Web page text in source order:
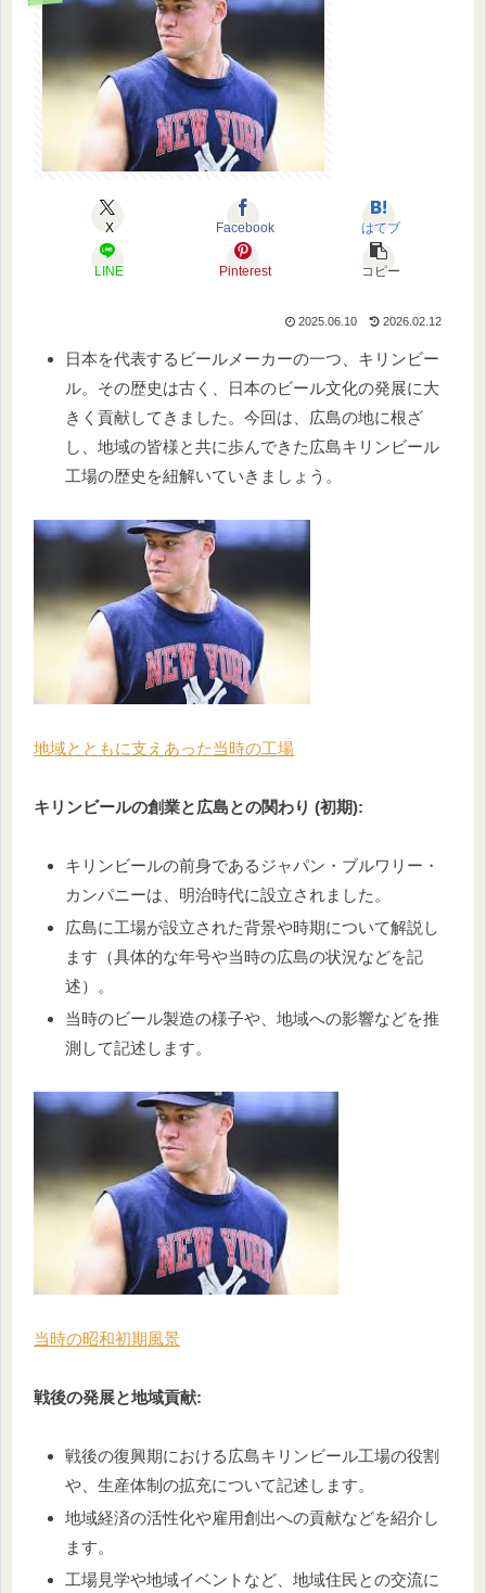
X Facebook はてブ
LINE Pinterest コピー
2025.06.10 2026.02.12
日本を代表するビールメーカーの一つ、キリンビー
ル。その歴史は古く、日本のビール文化の発展に大
きく貢献してきました。今回は、広島の地に根ざ
し、地域の皆様と共に歩んできた広島キリンビール
工場の歴史を紐解いていきましょう。
地域とともに支えあった当時の工場
キリンビールの創業と広島との関わり (初期):
キリンビールの前身であるジャパン・ブルワリー・
カンパニーは、明治時代に設立されました。
広島に工場が設立された背景や時期について解説し
ます（具体的な年号や当時の広島の状況などを記
述）。
当時のビール製造の様子や、地域への影響などを推
測して記述します。
当時の昭和初期風景
戦後の発展と地域貢献:
戦後の復興期における広島キリンビール工場の役割
や、生産体制の拡充について記述します。
地域経済の活性化や雇用創出への貢献などを紹介し
ます。
工場見学や地域イベントなど、地域住民との交流に